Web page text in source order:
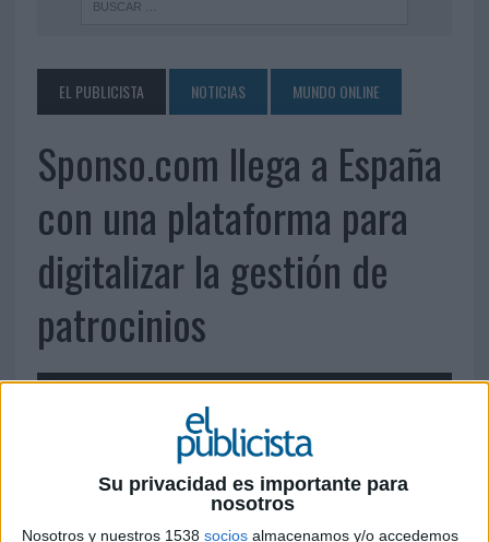
Su privacidad es importante para
nosotros
Nosotros y nuestros 1538 socios almacenamos y/o accedemos
EL PUBLICISTA NOTICIAS MUNDO ONLINE
Sponso.com llega a España
con una plataforma para
digitalizar la gestión de
patrocinios
3 DE JULIO DE 2026